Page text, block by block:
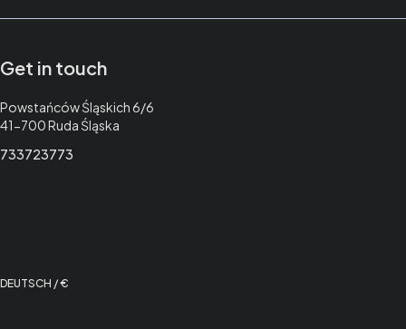
Get in touch
Adresse:
Powstańców Śląskich 6/6
41-700 Ruda Śląska
733723773
DEUTSCH / €